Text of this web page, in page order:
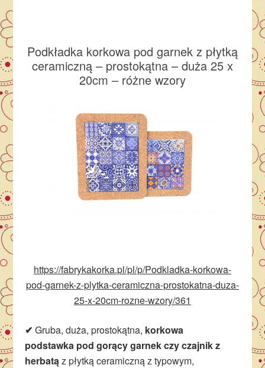
Podkładka korkowa pod garnek z płytką
ceramiczną – prostokątna – duża 25 x
20cm – różne wzory
https://fabrykakorka.pl/pl/p/Podkladka-korkowa-
pod-garnek-z-plytka-ceramiczna-prostokatna-duza-
25-x-20cm-rozne-wzory/361
✔Gruba, duża, prostokątna, korkowa
podstawka pod gorący garnek czy czajnik z
herbatąz płytką ceramiczną z typowym,